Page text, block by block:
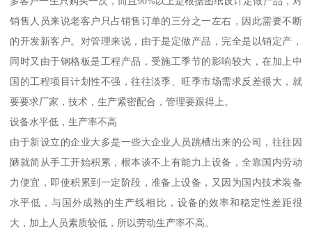
销售人员来说老客户只占销售订单的三分之一左右，因此需要不断
的开发新客户。对管理来说，由于是定做产品，完全是以销定产，
同时又由于钢格板是工程产品，受施工季节的影响较大，在加上中
国的工程项目计划性不强，往往淡季、旺季市场需求反差很大，就
要要求厂家，技术，生产紧密配合，管理要跟得上。
设备水平低，生产率不高
由于新设立的企业大多是一些大企业人员跳槽出来的公司，往往因
陋就简从手工开始积累，根本谈不上有能力上设备，全靠国内劳动
力便宜，即使积累到一定阶段，准备上设备，又因为国内技术装备
水平低，与国外成熟的生产线相比，设备的效率和稳定性差距很
大，加上人员素质较低，所以劳动生产率不高。